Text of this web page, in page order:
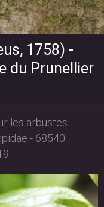
1758) -
du Prunellier
les arbustes
- 68540